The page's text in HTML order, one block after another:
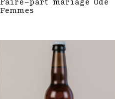
Faire-part mariage Ôde
Femmes